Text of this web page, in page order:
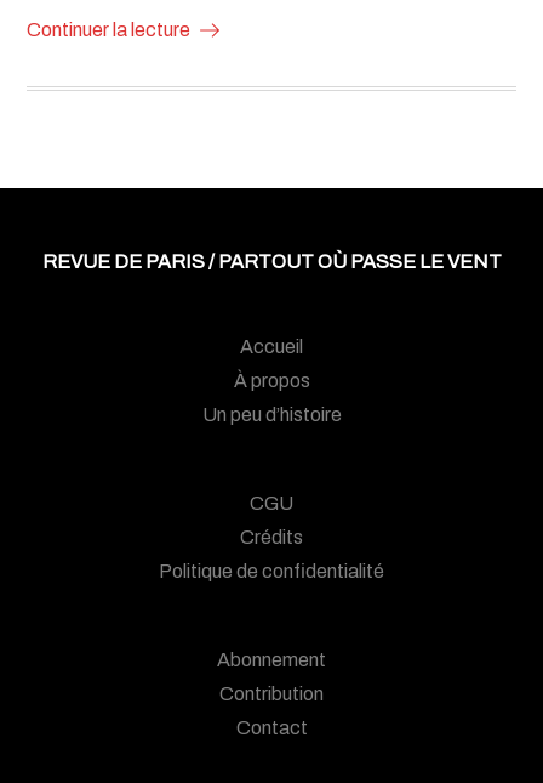
Continuer la lecture
REVUE DE PARIS / PARTOUT OÙ PASSE LE VENT
Accueil
À propos
Un peu d’histoire
CGU
Crédits
Politique de confidentialité
Abonnement
Contribution
Contact